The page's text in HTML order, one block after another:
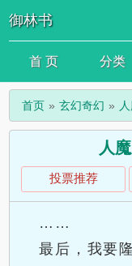
御林书
首 页 分类
首页 玄幻奇幻
人
投票推荐
……
最后，我要